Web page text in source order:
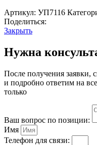
Артикул: УП7116
Поделиться:
Закрыть
Нужна
После получения заявки,
и подробно ответим на
только
Ваш вопрос по позиции:
Имя
Телефон для связи: